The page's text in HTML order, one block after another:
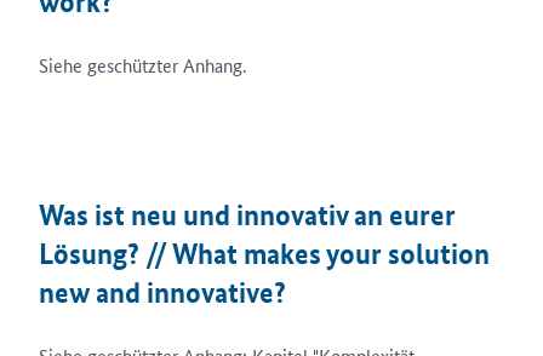
Siehe geschützter Anhang.
Was ist neu und innovativ an eurer
Lösung? // What makes your solution
new and innovative?